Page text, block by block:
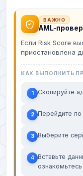
ВАЖНО
AML-
Если Risk Score
приостановлена
КАК ВЫПОЛНИТЬ
1 Скопируйте
2 Перейдите по
3 Выберите
4 Вставьте